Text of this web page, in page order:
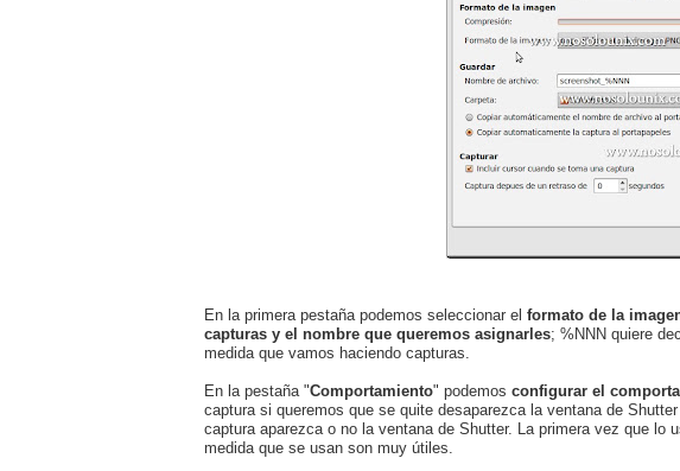
En la primera pestaña podemos seleccionar el formato de la
capturas y el nombre que queremos asignarles; %NNN quiere
medida que vamos haciendo capturas.
En la pestaña "Comportamiento" podemos configurar el
captura si queremos que se quite desaparezca la ventana de
captura aparezca o no la ventana de Shutter. La primera vez que lo
medida que se usan son muy útiles.